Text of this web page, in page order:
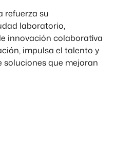
refuerza su
laboratorio,
innovación colaborativa
impulsa el talento y
que mejoran